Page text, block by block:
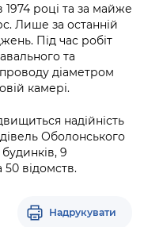
році та за майже
Лише за останній
Під час робіт
та
діаметром
камері.
надійність
Оболонського
9
50 відомств.
Надрукувати